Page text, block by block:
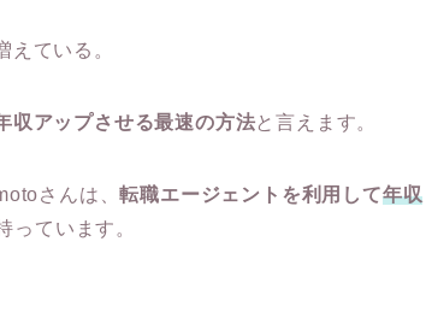
えている。
収アップさせる最速の方法と言えます。
さんは、転職エージェントを利用して年収
っています。